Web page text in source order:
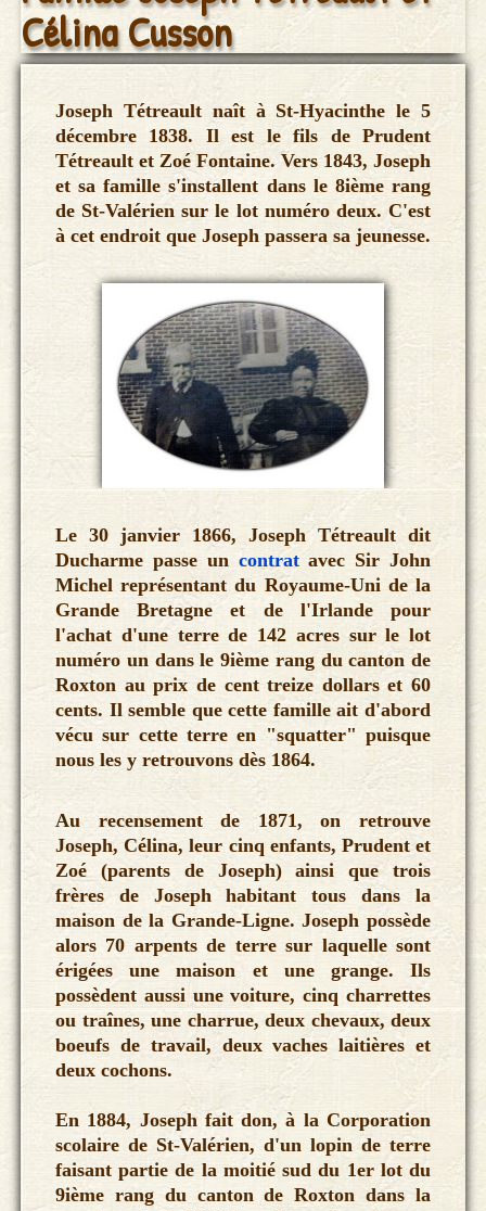
Publications
Célina Cusson
Joseph Tétreault naît à St-Hyacinthe le 5
décembre 1838. Il est le fils de Prudent
Tétreault et Zoé Fontaine. Vers 1843, Joseph
et sa famille s'installent dans le 8ième rang
de St-Valérien sur le lot numéro deux. C'est
à cet endroit que Joseph passera sa jeunesse.
Le 30 janvier 1866, Joseph Tétreault dit
Ducharme passe un contratavec Sir John
Michel représentant du Royaume-Uni de la
Grande Bretagne et de l'Irlande pour
l'achat d'une terre de 142 acres sur le lot
numéro un dans le 9ième rang du canton de
Roxton au prix de cent treize dollars et 60
cents. Il semble que cette famille ait d'abord
vécu sur cette terre en "squatter" puisque
nous les y retrouvons dès 1864.
Au recensement de 1871, on retrouve
Joseph, Célina, leur cinq enfants, Prudent et
Zoé (parents de Joseph) ainsi que trois
frères de Joseph habitant tous dans la
maison de la Grande-Ligne. Joseph possède
alors 70 arpents de terre sur laquelle sont
érigées une maison et une grange. Ils
possèdent aussi une voiture, cinq charrettes
ou traînes, une charrue, deux chevaux, deux
boeufs de travail, deux vaches laitières et
deux cochons.
En 1884, Joseph fait don, à la Corporation
scolaire de St-Valérien, d'un lopin de terre
faisant partie de la moitié sud du 1er lot du
9ième rang du canton de Roxton dans la